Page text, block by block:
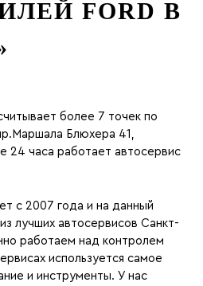
FORD В
более 7 точек по
Блюхера 41,
24 часа работает автосервис
с 2007 года и на данный
лучших автосервисов Санкт-
работаем над контролем
используется самое
и инструменты. У нас